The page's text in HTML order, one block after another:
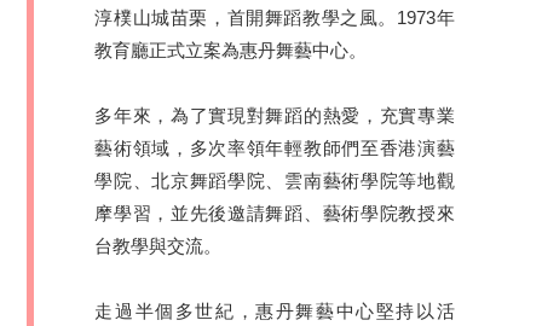
淳樸山城苗栗，首開舞蹈教學之風。1973年
教育廳正式立案為惠丹舞藝中心。
多年來，為了實現對舞蹈的熱愛，充實專業
藝術領域，多次率領年輕教師們至香港演藝
學院、北京舞蹈學院、雲南藝術學院等地觀
摩學習，並先後邀請舞蹈、藝術學院教授來
台教學與交流。
走過半個多世紀，惠丹舞藝中心堅持以活